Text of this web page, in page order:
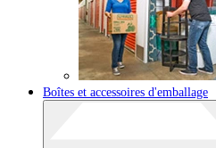
Boîtes et accessoires d'emballage